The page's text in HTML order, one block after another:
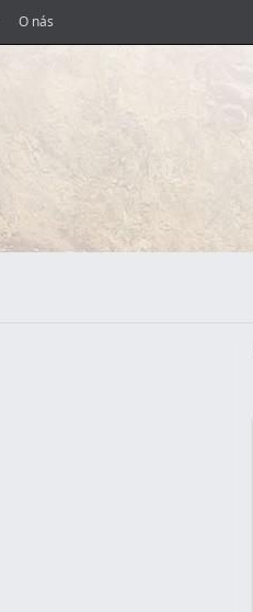
O nás